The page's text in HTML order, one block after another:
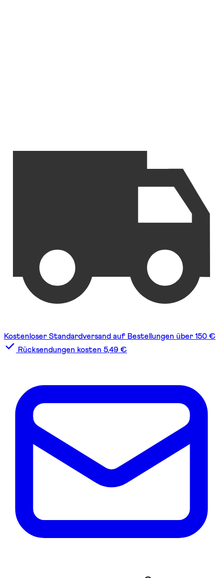
Kostenloser Standardversand auf Bestellungen über 150 €
Rücksendungen kosten 5,49 €